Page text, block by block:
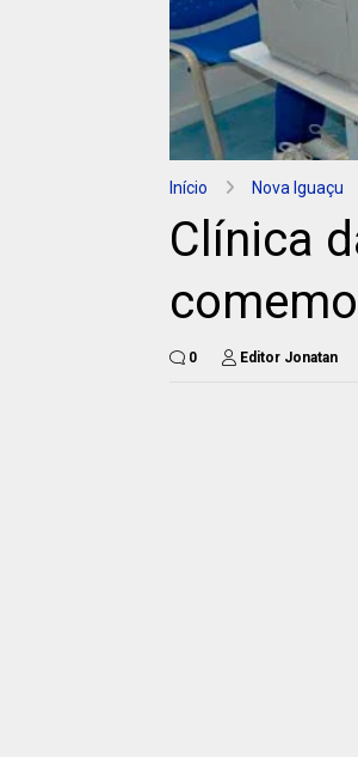
Início Nova Iguaçu
Clínica
0 Editor Jonatan